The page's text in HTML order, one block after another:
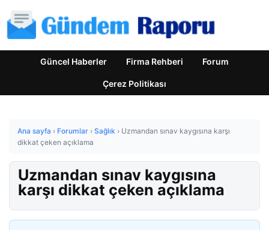
Güncel Haberler Firma Rehberi Forum
Çerez Politikası
Ana sayfa › Forumlar › Sağlık › Uzmandan sınav kaygısına karşı
dikkat çeken açıklama
Uzmandan sınav kaygısına
karşı dikkat çeken açıklama